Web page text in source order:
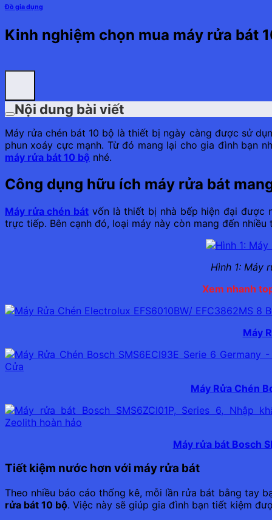
Đồ gia dụng
Kinh nghiệm chọn mua máy rửa bát
Nội dung bài viết
Máy rửa chén bát 10 bộ là thiết bị ngày càng được sử
phun xoáy cực mạnh. Từ đó mang lại cho gia đình bạn
máy rửa bát 10 bộ nhé.
Công dụng hữu ích máy rửa bát
Máy rửa chén bát vốn là thiết bị nhà bếp hiện đại được
trực tiếp. Bên cạnh đó, loại máy này còn mang đến
Hình 1: Máy
Xem nhanh
Máy
Máy Rửa Chén
Máy rửa bát Bosch
Tiết kiệm nước hơn với máy rửa bát
Theo nhiều báo cáo thống kê, mỗi lần rửa bát bằng tay
rửa bát 10 bộ. Việc này sẽ giúp gia đình bạn tiết kiệm